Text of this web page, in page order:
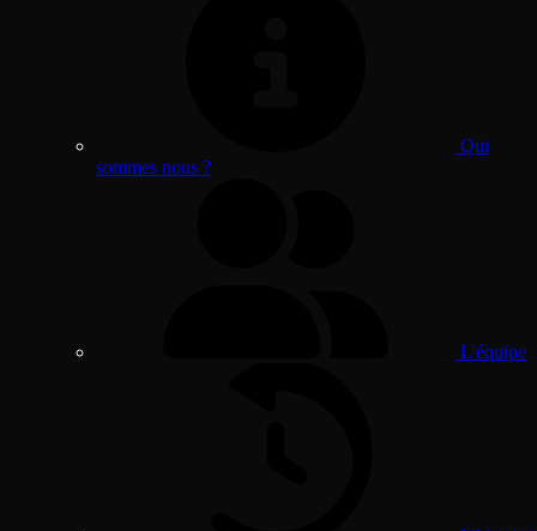
Qui
sommes nous ?
L'équipe